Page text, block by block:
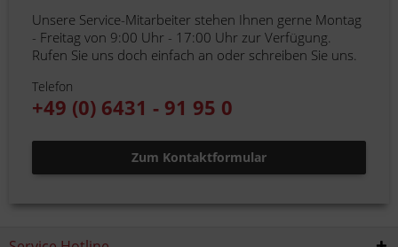
Unsere Service-Mitarbeiter stehen Ihnen gerne Montag
- Freitag von 9:00 Uhr - 17:00 Uhr zur Verfügung.
Rufen Sie uns doch einfach an oder schreiben Sie uns.
Telefon
+49 (0) 6431 - 91 95 0
Zum Kontaktformular